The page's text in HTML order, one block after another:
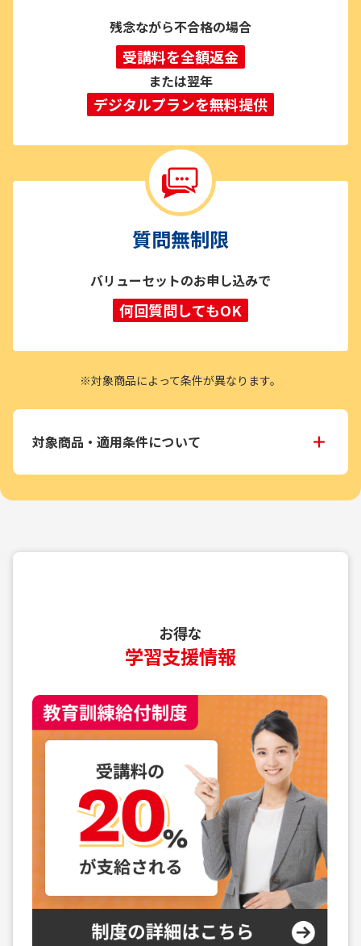
残念ながら不合格の場合
受講料を全額返金
または翌年
デジタルプランを無料提供
質問無制限
バリューセットのお申し込みで
何回質問してもOK
※対象商品によって条件が異なります。
対象商品・適用条件について
お得な
学習支援情報